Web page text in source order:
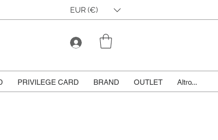
EUR (€)
PRIVILEGE CARD BRAND OUTLET Altro...